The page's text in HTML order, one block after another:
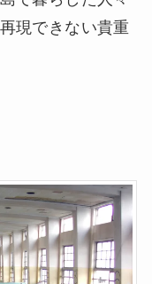
現できない貴重